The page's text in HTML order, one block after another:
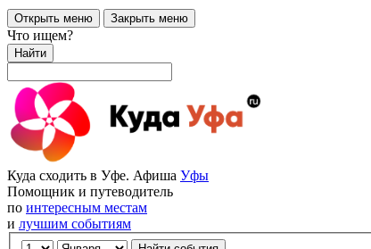
Открыть меню Закрыть меню
Что ищем?
Найти
Куда сходить в Уфе. Афиша Уфы
Помощник и путеводитель
по интересным местам
и лучшим событиям